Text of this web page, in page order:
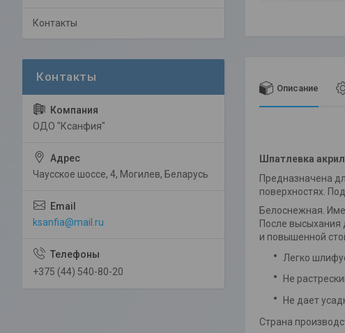
Описание
Шпатлевка
Предназначена
поверхностях.
Белоснежная.
После высыхания
и повышенной
Легко
Не
Не дает
Страна
Контакты
ОДО "Ксанфия"
Чаусское шоссе, 4, Могилев, Беларусь
ksanfia@mail.ru
+375 (44) 540-80-20